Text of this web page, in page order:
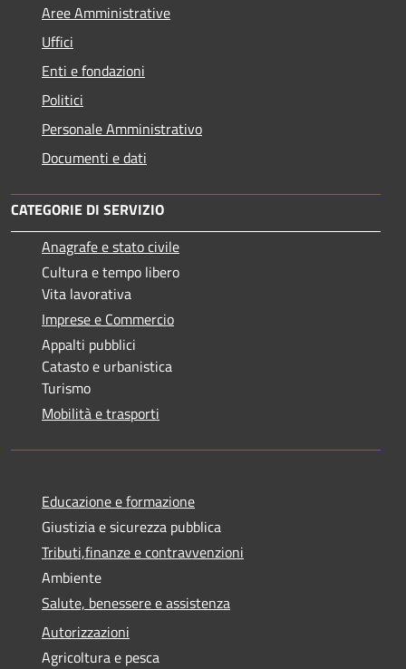
Aree Amministrative
Uffici
Enti e fondazioni
Politici
Personale Amministrativo
Documenti e dati
CATEGORIE DI SERVIZIO
Anagrafe e stato civile
Cultura e tempo libero
Vita lavorativa
Imprese e Commercio
Appalti pubblici
Catasto e urbanistica
Turismo
Mobilità e trasporti
Educazione e formazione
Giustizia e sicurezza pubblica
Tributi,finanze e contravvenzioni
Ambiente
Salute, benessere e assistenza
Autorizzazioni
Agricoltura e pesca